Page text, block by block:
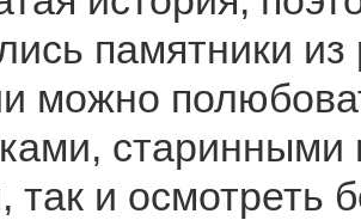
памятники
можно
старинными
так и осмотреть